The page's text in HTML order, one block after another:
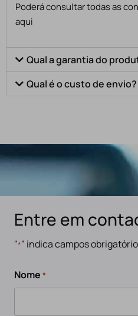
Poderá consultar todas as
aqui
Qual a garantia do
Qual é o custo de envio?
Entre em
"*" indica campos
Nome *